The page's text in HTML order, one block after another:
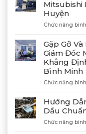
Mitsubishi
Huyện
Chức năng
Gặp Gỡ
Giám Đốc
Khẳng
Bình Minh
Chức năng
Hướng
Dầu
Chức năng